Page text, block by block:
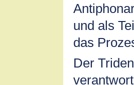
und als
das
Der